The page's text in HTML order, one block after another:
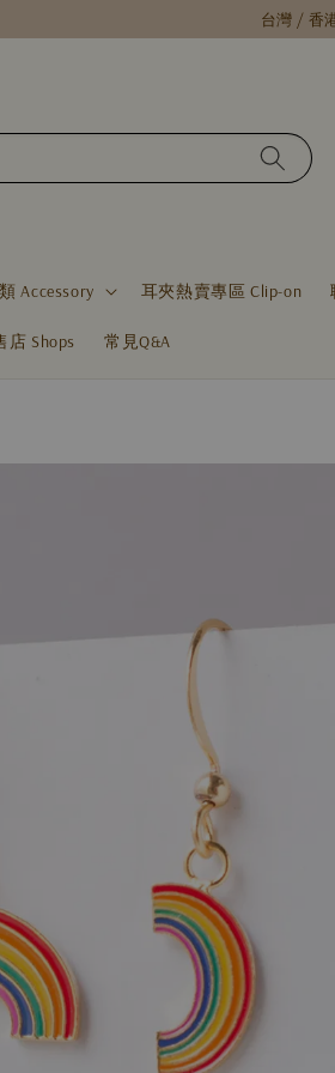
台灣 / 香
Accessory 耳夾熱賣專區 Clip-on
店 Shops 常見Q&A